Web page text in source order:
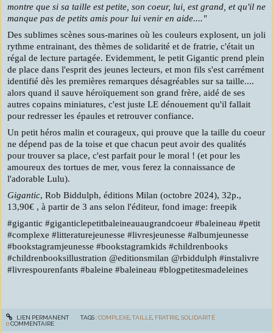
montre que si sa taille est petite, son coeur, lui, est grand, et qu'il ne
manque pas de petits amis pour lui venir en aide...."
Des sublimes scènes sous-marines où les couleurs explosent, un joli
rythme entrainant, des thèmes de solidarité et de fratrie, c'était un
régal de lecture partagée. Evidemment, le petit Gigantic prend plein
de place dans l'esprit des jeunes lecteurs, et mon fils s'est carrément
identifié dès les premières remarques désagréables sur sa taille....
alors quand il sauve héroïquement son grand frère, aidé de ses
autres copains miniatures, c'est juste LE dénouement qu'il fallait
pour redresser les épaules et retrouver confiance.
Un petit héros malin et courageux, qui prouve que la taille du coeur
ne dépend pas de la toise et que chacun peut avoir des qualités
pour trouver sa place, c'est parfait pour le moral ! (et pour les
amoureux des tortues de mer, vous ferez la connaissance de
l'adorable Lulu).
Gigantic, Rob Biddulph, éditions Milan (octobre 2024), 32p.,
13,90€ , à partir de 3 ans selon l'éditeur, fond image: freepik
#gigantic #giganticlepetitbaleineauaugrandcoeur #baleineau #petit
#complexe #litteraturejeunesse #livresjeunesse #albumjeunesse
#bookstagramjeunesse #bookstagramkids #childrenbooks
#childrenbooksillustration @editionsmilan @rbiddulph #instalivre
#livrespourenfants #baleine #baleineau #blogpetitesmadeleines
LIEN PERMANENT TAGS :COMPLEXE,TAILLE, FRATRIE, SOLIDARITÉ
0COMMENTAIRE